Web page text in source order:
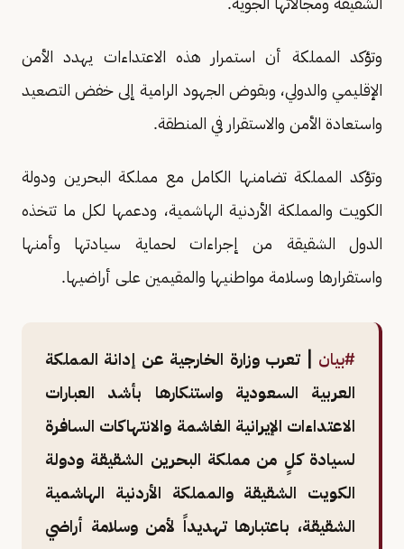
وتؤكد المملكة أن استمرار هذه الاعتداءات يهدد الأمن
الإقليمي والدولي، وبقوض الجهود الرامية إلى خفض التصعيد
واستعادة الأمن والاستقرار في المنطقة.
وتؤكد المملكة تضامنها الكامل مع مملكة البحرين ودولة
الكويت والمملكة الأردنية الهاشمية، ودعمها لكل ما تتخذه
الدول الشقيقة من إجراءات لحماية سيادتها وأمنها
واستقرارها وسلامة مواطنيها والمقيمين على أراضيها.
#بيان | تعرب وزارة الخارجية عن إدانة المملكة
العربية السعودية واستنكارها بأشد العبارات
الاعتداءات الإيرانية الغاشمة والانتهاكات السافرة
لسيادة كلٍ من مملكة البحرين الشقيقة ودولة
الكويت الشقيقة والمملكة الأردنية الهاشمية
الشقيقة، باعتبارها تهديداً لأمن وسلامة أراضي